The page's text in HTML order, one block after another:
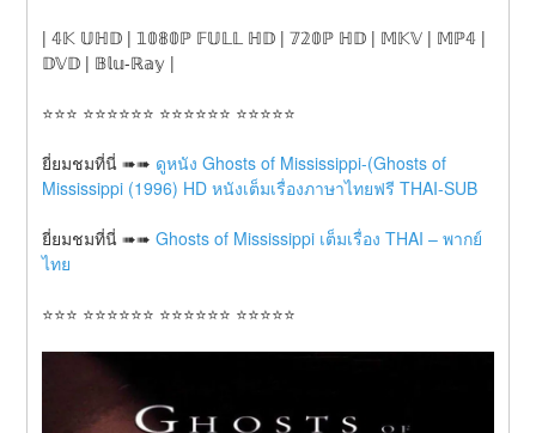
| 𝟜𝕂 𝕌ℍ𝔻 | 𝟙𝟘𝟠𝟘ℙ 𝔽𝕌𝕃𝕃 ℍ𝔻 | 𝟟𝟚𝟘ℙ ℍ𝔻 | 𝕄𝕂𝕍 | 𝕄ℙ𝟜 |
𝔻𝕍𝔻 | 𝔹𝕝𝕦-ℝ𝕒𝕪 |
⭐⭐⭐ ⭐⭐⭐⭐⭐⭐ ⭐⭐⭐⭐⭐⭐ ⭐⭐⭐⭐⭐
ยี่ยมชมที่นี่ ➠➠ ดูหนัง Ghosts of Mississippi-(Ghosts of
Mississippi (1996) HD หนังเต็มเรื่องภาษาไทยฟรี THAI-SUB
ยี่ยมชมที่นี่ ➠➠ Ghosts of Mississippi เต็มเรื่อง THAI – พากย์
ไทย
⭐⭐⭐ ⭐⭐⭐⭐⭐⭐ ⭐⭐⭐⭐⭐⭐ ⭐⭐⭐⭐⭐